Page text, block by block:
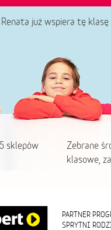
Renata już wspiera tę klasę
sklepów
Zebrane
klasowe,
PARTNER
SPRYTNI